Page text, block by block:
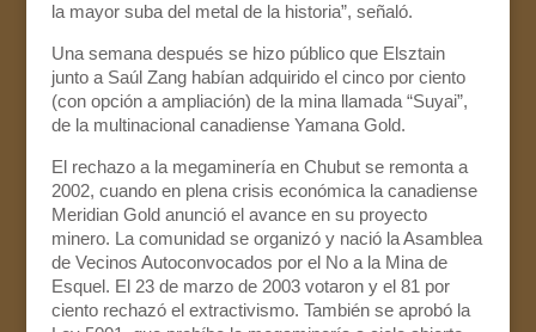
la mayor suba del metal de la historia”, señaló.
Una semana después se hizo público que Elsztain
junto a Saúl Zang habían adquirido el cinco por ciento
(con opción a ampliación) de la mina llamada “Suyai”,
de la multinacional canadiense Yamana Gold.
El rechazo a la megaminería en Chubut se remonta a
2002, cuando en plena crisis económica la canadiense
Meridian Gold anunció el avance en su proyecto
minero. La comunidad se organizó y nació la Asamblea
de Vecinos Autoconvocados por el No a la Mina de
Esquel. El 23 de marzo de 2003 votaron y el 81 por
ciento rechazó el extractivismo. También se aprobó la